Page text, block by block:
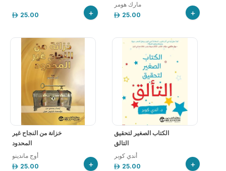
25.00 +
‎مارك هومر
25.00
+
خزانة من النجاح غير
المحدود
أوج ماندينو
25.00
+
الكتاب الصغير لتحقيق
التالق
أندي كوبر
25.00
+